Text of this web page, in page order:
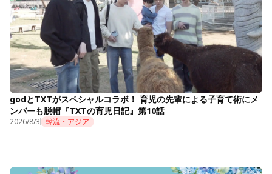
godとTXTがスペシャルコラボ！ 育児の先輩による子育て術にメ
ンバーも脱帽『TXTの育児日記』第10話
2026/8/3 韓流・アジア